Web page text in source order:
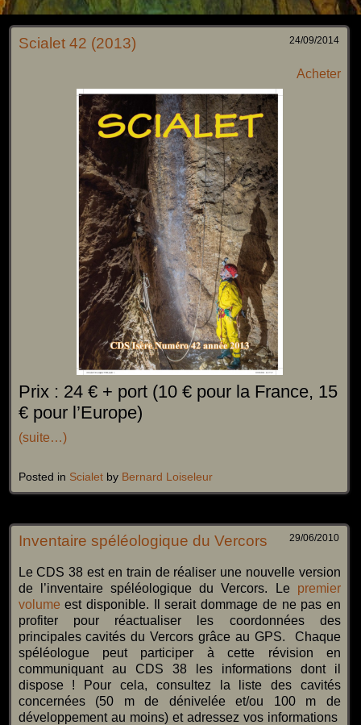
24/09/2014
Scialet 42 (2013)
Acheter
Prix : 24 € + port (10 € pour la France, 15
€ pour l’Europe)
(suite…)
Posted in Scialetby Bernard Loiseleur
29/06/2010
Inventaire spéléologique du Vercors
Le CDS 38 est en train de réaliser une nouvelle version
de l’inventaire spéléologique du Vercors. Le premier
volume est disponible. Il serait dommage de ne pas en
profiter pour réactualiser les coordonnées des
principales cavités du Vercors grâce au GPS. Chaque
spéléologue peut participer à cette révision en
communiquant au CDS 38 les informations dont il
dispose ! Pour cela, consultez la liste des cavités
concernées (50 m de dénivelée et/ou 100 m de
développement au moins) et adressez vos informations